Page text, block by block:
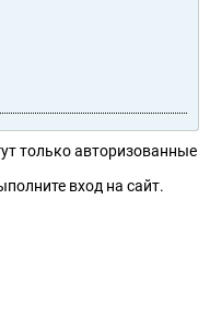
только авторизованные
вход на сайт.